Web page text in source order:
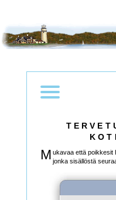
M ukavaa että poikkesit
jonka sisällöstä